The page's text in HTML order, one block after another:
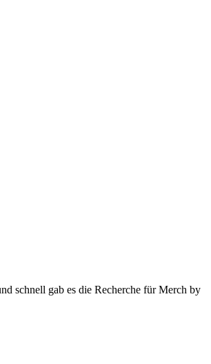
schnell gab es die Recherche für Merch by